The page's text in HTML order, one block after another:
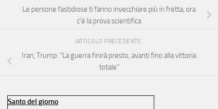
Le persone fastidiose ti fanno invecchiare più in fretta, ora
c’è la prova scientifica
ARTICOLO PRECEDENTE
Iran, Trump: “La guerra finirà presto, avanti fino alla vittoria
totale”
Santo del giorno